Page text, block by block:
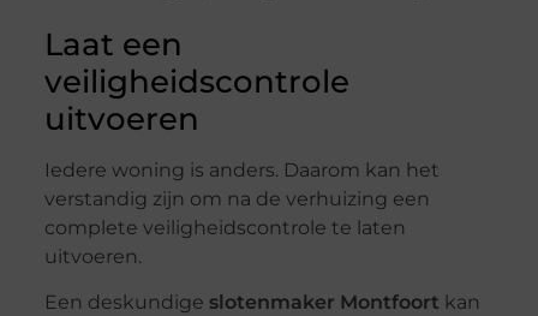
Laat een
veiligheidscontrole
uitvoeren
Iedere woning is anders. Daarom kan het
verstandig zijn om na de verhuizing een
complete veiligheidscontrole te laten
uitvoeren.
Een deskundige slotenmaker Montfoort kan